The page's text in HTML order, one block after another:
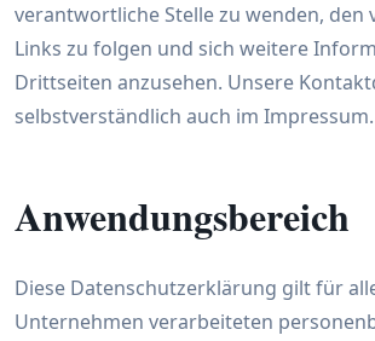
verantwortliche Stelle zu wenden, den
Links zu folgen und sich weitere
Drittseiten anzusehen. Unsere
selbstverständlich auch im Impressum.
Anwendungsbereich
Diese Datenschutzerklärung gilt für
Unternehmen verarbeiteten